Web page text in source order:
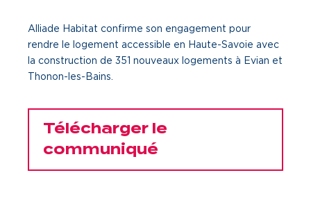
Services aux territoires
Services aux habitants
Qui sommes-nous
Notre vision
Alliade Habitat confirme son engagement pour
rendre le logement accessible en Haute-Savoie avec
la construction de 351 nouveaux logements à Evian et
Thonon-les-Bains.
Télécharger le
communiqué